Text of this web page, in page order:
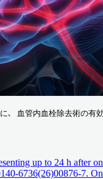
血管内血栓除去術の有
up to 24 h
6736(26)00876-7.